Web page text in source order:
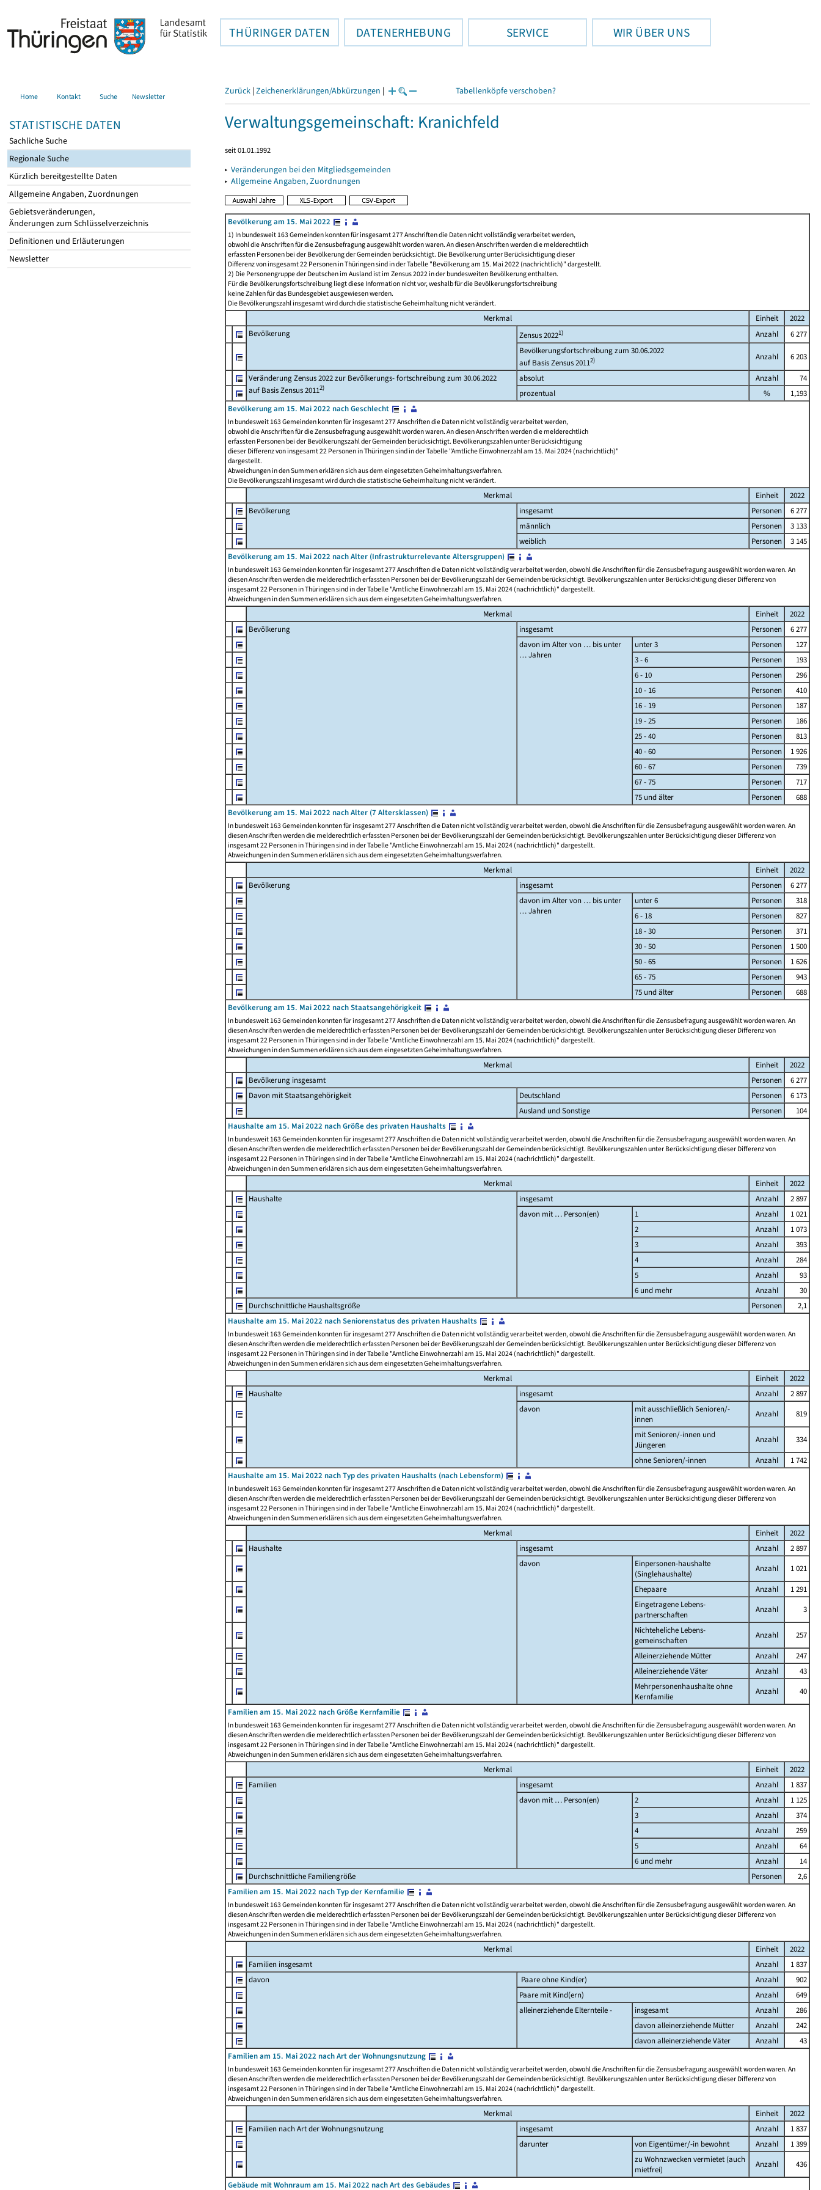
THÜRINGER DATEN DATENERHEBUNG SERVICE WIR ÜBER UNS
Home Kontakt Suche Newsletter
STATISTISCHE DATEN
Sachliche Suche
Regionale Suche
Kürzlich bereitgestellte Daten
Allgemeine Angaben, Zuordnungen
Gebietsveränderungen,
Änderungen zum Schlüsselverzeichnis
Definitionen und Erläuterungen
Newsletter
Zurück | Zeichenerklärungen/Abkürzungen | Tabellenköpfe verschoben?
Verwaltungsgemeinschaft: Kranichfeld
seit 01.01.1992
▸ Veränderungen bei den Mitgliedsgemeinden
▸ Allgemeine Angaben, Zuordnungen
Bevölkerung am 15. Mai 2022
1) In bundesweit 163 Gemeinden konnten für insgesamt 277 Anschriften die Daten nicht vollständig verarbeitet werden,
obwohl die Anschriften für die Zensusbefragung ausgewählt worden waren. An diesen Anschriften werden die melderechtlich
erfassten Personen bei der Bevölkerung der Gemeinden berücksichtigt. Die Bevölkerung unter Berücksichtigung dieser
Differenz von insgesamt 22 Personen in Thüringen sind in der Tabelle "Bevölkerung am 15. Mai 2022 (nachrichtlich)" dargestellt.
2) Die Personengruppe der Deutschen im Ausland ist im Zensus 2022 in der bundesweiten Bevölkerung enthalten.
Für die Bevölkerungsfortschreibung liegt diese Information nicht vor, weshalb für die Bevölkerungsfortschreibung
keine Zahlen für das Bundesgebiet ausgewiesen werden.
Die Bevölkerungszahl insgesamt wird durch die statistische Geheimhaltung nicht verändert.
Merkmal Einheit
2022
Bevölkerung
Zensus 20221) Anzahl
6 277
Bevölkerungsfortschreibung zum 30.06.2022
auf Basis Zensus 20112) Anzahl 6 203
Veränderung Zensus 2022 zur Bevölkerungs- fortschreibung zum 30.06.2022
auf Basis Zensus 20112)
absolut Anzahl
74
prozentual
%
1,193
Bevölkerung am 15. Mai 2022 nach Geschlecht
In bundesweit 163 Gemeinden konnten für insgesamt 277 Anschriften die Daten nicht vollständig verarbeitet werden,
obwohl die Anschriften für die Zensusbefragung ausgewählt worden waren. An diesen Anschriften werden die melderechtlich
erfassten Personen bei der Bevölkerungszahl der Gemeinden berücksichtigt. Bevölkerungszahlen unter Berücksichtigung
dieser Differenz von insgesamt 22 Personen in Thüringen sind in der Tabelle "Amtliche Einwohnerzahl am 15. Mai 2024 (nachrichtlich)"
dargestellt.
Abweichungen in den Summen erklären sich aus dem eingesetzten Geheimhaltungsverfahren.
Die Bevölkerungszahl insgesamt wird durch die statistische Geheimhaltung nicht verändert.
Merkmal Einheit
2022
Bevölkerung
insgesamt Personen
6 277
männlich
Personen
3 133
weiblich
Personen
3 145
Bevölkerung am 15. Mai 2022 nach Alter (Infrastrukturrelevante Altersgruppen)
In bundesweit 163 Gemeinden konnten für insgesamt 277 Anschriften die Daten nicht vollständig verarbeitet werden, obwohl die Anschriften für die Zensusbefragung ausgewählt worden waren. An
diesen Anschriften werden die melderechtlich erfassten Personen bei der Bevölkerungszahl der Gemeinden berücksichtigt. Bevölkerungszahlen unter Berücksichtigung dieser Differenz von
insgesamt 22 Personen in Thüringen sind in der Tabelle "Amtliche Einwohnerzahl am 15. Mai 2024 (nachrichtlich)" dargestellt.
Abweichungen in den Summen erklären sich aus dem eingesetzten Geheimhaltungsverfahren.
Merkmal Einheit
2022
Bevölkerung
insgesamt Personen
6 277
davon im Alter von … bis unter
… Jahren
unter 3 Personen
127
3 - 6
Personen
193
6 - 10
Personen
296
10 - 16
Personen
410
16 - 19
Personen
187
19 - 25
Personen
186
25 - 40
Personen
813
40 - 60
Personen
1 926
60 - 67
Personen
739
67 - 75
Personen
717
75 und älter
Personen
688
Bevölkerung am 15. Mai 2022 nach Alter (7 Altersklassen)
In bundesweit 163 Gemeinden konnten für insgesamt 277 Anschriften die Daten nicht vollständig verarbeitet werden, obwohl die Anschriften für die Zensusbefragung ausgewählt worden waren. An
diesen Anschriften werden die melderechtlich erfassten Personen bei der Bevölkerungszahl der Gemeinden berücksichtigt. Bevölkerungszahlen unter Berücksichtigung dieser Differenz von
insgesamt 22 Personen in Thüringen sind in der Tabelle "Amtliche Einwohnerzahl am 15. Mai 2024 (nachrichtlich)" dargestellt.
Abweichungen in den Summen erklären sich aus dem eingesetzten Geheimhaltungsverfahren.
Merkmal Einheit
2022
Bevölkerung
insgesamt Personen
6 277
davon im Alter von … bis unter
… Jahren
unter 6 Personen
318
6 - 18
Personen
827
18 - 30
Personen
371
30 - 50
Personen
1 500
50 - 65
Personen
1 626
65 - 75
Personen
943
75 und älter
Personen
688
Bevölkerung am 15. Mai 2022 nach Staatsangehörigkeit
In bundesweit 163 Gemeinden konnten für insgesamt 277 Anschriften die Daten nicht vollständig verarbeitet werden, obwohl die Anschriften für die Zensusbefragung ausgewählt worden waren. An
diesen Anschriften werden die melderechtlich erfassten Personen bei der Bevölkerungszahl der Gemeinden berücksichtigt. Bevölkerungszahlen unter Berücksichtigung dieser Differenz von
insgesamt 22 Personen in Thüringen sind in der Tabelle "Amtliche Einwohnerzahl am 15. Mai 2024 (nachrichtlich)" dargestellt.
Abweichungen in den Summen erklären sich aus dem eingesetzten Geheimhaltungsverfahren.
Merkmal Einheit
2022
Bevölkerung insgesamt
Personen
6 277
Davon mit Staatsangehörigkeit
Deutschland Personen
6 173
Ausland und Sonstige
Personen
104
Haushalte am 15. Mai 2022 nach Größe des privaten Haushalts
In bundesweit 163 Gemeinden konnten für insgesamt 277 Anschriften die Daten nicht vollständig verarbeitet werden, obwohl die Anschriften für die Zensusbefragung ausgewählt worden waren. An
diesen Anschriften werden die melderechtlich erfassten Personen bei der Bevölkerungszahl der Gemeinden berücksichtigt. Bevölkerungszahlen unter Berücksichtigung dieser Differenz von
insgesamt 22 Personen in Thüringen sind in der Tabelle "Amtliche Einwohnerzahl am 15. Mai 2024 (nachrichtlich)" dargestellt.
Abweichungen in den Summen erklären sich aus dem eingesetzten Geheimhaltungsverfahren.
Merkmal Einheit
2022
Haushalte
insgesamt Anzahl
2 897
davon mit … Person(en)
1 Anzahl
1 021
2
Anzahl
1 073
3
Anzahl
393
4
Anzahl
284
5
Anzahl
93
6 und mehr
Anzahl
30
Durchschnittliche Haushaltsgröße
Personen
2,1
Haushalte am 15. Mai 2022 nach Seniorenstatus des privaten Haushalts
In bundesweit 163 Gemeinden konnten für insgesamt 277 Anschriften die Daten nicht vollständig verarbeitet werden, obwohl die Anschriften für die Zensusbefragung ausgewählt worden waren. An
diesen Anschriften werden die melderechtlich erfassten Personen bei der Bevölkerungszahl der Gemeinden berücksichtigt. Bevölkerungszahlen unter Berücksichtigung dieser Differenz von
insgesamt 22 Personen in Thüringen sind in der Tabelle "Amtliche Einwohnerzahl am 15. Mai 2024 (nachrichtlich)" dargestellt.
Abweichungen in den Summen erklären sich aus dem eingesetzten Geheimhaltungsverfahren.
Merkmal Einheit
2022
Haushalte
insgesamt Anzahl
2 897
davon
mit ausschließlich Senioren/-
innen
Anzahl
819
mit Senioren/-innen und
Jüngeren
Anzahl
334
ohne Senioren/-innen
Anzahl
1 742
Haushalte am 15. Mai 2022 nach Typ des privaten Haushalts (nach Lebensform)
In bundesweit 163 Gemeinden konnten für insgesamt 277 Anschriften die Daten nicht vollständig verarbeitet werden, obwohl die Anschriften für die Zensusbefragung ausgewählt worden waren. An
diesen Anschriften werden die melderechtlich erfassten Personen bei der Bevölkerungszahl der Gemeinden berücksichtigt. Bevölkerungszahlen unter Berücksichtigung dieser Differenz von
insgesamt 22 Personen in Thüringen sind in der Tabelle "Amtliche Einwohnerzahl am 15. Mai 2024 (nachrichtlich)" dargestellt.
Abweichungen in den Summen erklären sich aus dem eingesetzten Geheimhaltungsverfahren.
Merkmal Einheit
2022
Haushalte
insgesamt Anzahl
2 897
davon
Einpersonen-haushalte
(Singlehaushalte)
Anzahl
1 021
Ehepaare
Anzahl
1 291
Eingetragene Lebens-
partnerschaften
Anzahl
3
Nichteheliche Lebens-
gemeinschaften
Anzahl
257
Alleinerziehende Mütter
Anzahl
247
Alleinerziehende Väter
Anzahl
43
Mehrpersonenhaushalte ohne
Kernfamilie
Anzahl
40
Familien am 15. Mai 2022 nach Größe Kernfamilie
In bundesweit 163 Gemeinden konnten für insgesamt 277 Anschriften die Daten nicht vollständig verarbeitet werden, obwohl die Anschriften für die Zensusbefragung ausgewählt worden waren. An
diesen Anschriften werden die melderechtlich erfassten Personen bei der Bevölkerungszahl der Gemeinden berücksichtigt. Bevölkerungszahlen unter Berücksichtigung dieser Differenz von
insgesamt 22 Personen in Thüringen sind in der Tabelle "Amtliche Einwohnerzahl am 15. Mai 2024 (nachrichtlich)" dargestellt.
Abweichungen in den Summen erklären sich aus dem eingesetzten Geheimhaltungsverfahren.
Merkmal Einheit
2022
Familien
insgesamt Anzahl
1 837
davon mit … Person(en)
2 Anzahl
1 125
3
Anzahl
374
4
Anzahl
259
5
Anzahl
64
6 und mehr
Anzahl
14
Durchschnittliche Familiengröße
Personen
2,6
Familien am 15. Mai 2022 nach Typ der Kernfamilie
In bundesweit 163 Gemeinden konnten für insgesamt 277 Anschriften die Daten nicht vollständig verarbeitet werden, obwohl die Anschriften für die Zensusbefragung ausgewählt worden waren. An
diesen Anschriften werden die melderechtlich erfassten Personen bei der Bevölkerungszahl der Gemeinden berücksichtigt. Bevölkerungszahlen unter Berücksichtigung dieser Differenz von
insgesamt 22 Personen in Thüringen sind in der Tabelle "Amtliche Einwohnerzahl am 15. Mai 2024 (nachrichtlich)" dargestellt.
Abweichungen in den Summen erklären sich aus dem eingesetzten Geheimhaltungsverfahren.
Merkmal Einheit
2022
Familien insgesamt
Anzahl
1 837
davon
Paare ohne Kind(er) Anzahl
902
Paare mit Kind(ern)
Anzahl
649
alleinerziehende Elternteile -
insgesamt Anzahl
286
davon alleinerziehende Mütter
Anzahl
242
davon alleinerziehende Väter
Anzahl
43
Familien am 15. Mai 2022 nach Art der Wohnungsnutzung
In bundesweit 163 Gemeinden konnten für insgesamt 277 Anschriften die Daten nicht vollständig verarbeitet werden, obwohl die Anschriften für die Zensusbefragung ausgewählt worden waren. An
diesen Anschriften werden die melderechtlich erfassten Personen bei der Bevölkerungszahl der Gemeinden berücksichtigt. Bevölkerungszahlen unter Berücksichtigung dieser Differenz von
insgesamt 22 Personen in Thüringen sind in der Tabelle "Amtliche Einwohnerzahl am 15. Mai 2024 (nachrichtlich)" dargestellt.
Abweichungen in den Summen erklären sich aus dem eingesetzten Geheimhaltungsverfahren.
Merkmal Einheit
2022
Familien nach Art der Wohnungsnutzung
insgesamt Anzahl
1 837
darunter
von Eigentümer/-in bewohnt Anzahl
1 399
zu Wohnzwecken vermietet (auch
mietfrei)
Anzahl
436
Gebäude mit Wohnraum am 15. Mai 2022 nach Art des Gebäudes